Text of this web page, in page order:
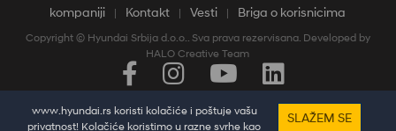
kompaniji
Kontakt Vesti Briga o korisnicima
Copyright © Hyundai Srbija d.o.o.. Sva prava rezervisana. Developed by
HALO Creative Team
Pratine najnovije vesti i dešavanja putem društvenih mreža
SLAŽEM SE
www.hyundai.rs koristi kolačiće i poštuje vašu
privatnost! Kolačiće koristimo u razne svrhe kao